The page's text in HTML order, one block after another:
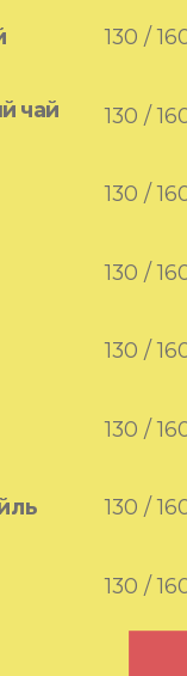
130 /
чай 130 /
130 /
130 /
130 /
130 /
130 /
130 /